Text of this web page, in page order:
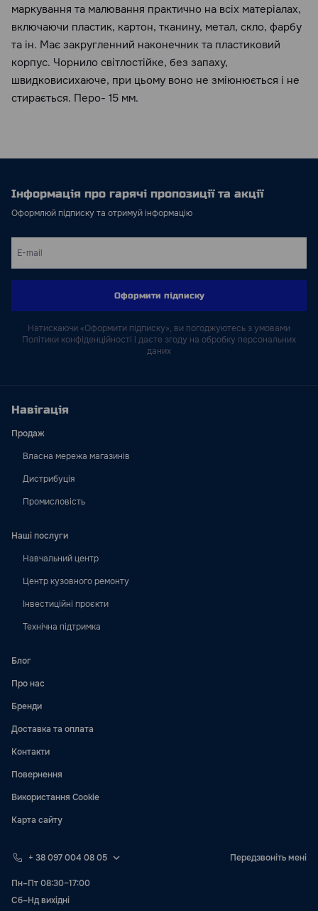
маркування та малювання практично на всіх матеріалах,
включаючи пластик, картон, тканину, метал, скло, фарбу
та ін. Має закругленний наконечник та пластиковий
корпус. Чорнило світлостійке, без запаху,
швидковисихаюче, при цьому воно не зміюнюється і не
стирається. Перо- 15 мм.
Інформація про гарячі пропозиції та акції
Оформлюй підписку та отримуй інформацію
Оформити підписку
Натискаючи «Оформити підписку», ви погоджуютесь з умовами
Політики конфіденційності і даєте згоду на обробку персональних
даних
Навігація
Продаж
Власна мережа магазинів
Дистрибуція
Промисловість
Наші послуги
Навчальний центр
Центр кузовного ремонту
Інвестиційні проєкти
Технічна підтримка
Блог
Про нас
Бренди
Доставка та оплата
Контакти
Повернення
Використання Cookie
Карта сайту
+ 38 097 004 08 05 Передзвоніть мені
Пн–Пт 08:30–17:00
Сб–Нд вихідні